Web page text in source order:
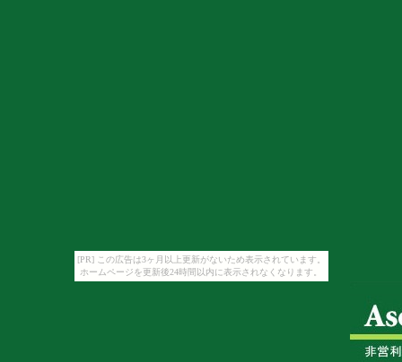
[PR] この広告は3ヶ月以上更新がないため表示されています。
ホームページを更新後24時間以内に表示されなくなります。